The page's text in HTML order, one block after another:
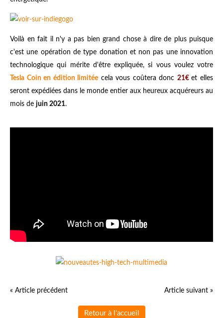
Voilà en fait il n'y a pas bien grand chose à dire de plus puisque
c'est une opération de type donation et non pas une innovation
technologique qui mérite d'être expliquée, si vous voulez votre
Tesla Coin en édition limitée cela vous coûtera donc 21€et elles
seront expédiées dans le monde entier aux heureux acquéreurs au
mois de juin 2021.
« Article précédent Article suivant »
Retour à l'accueil